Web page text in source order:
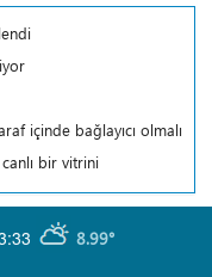
içinde bağlayıcı olmalı
bir vitrini
8.99°